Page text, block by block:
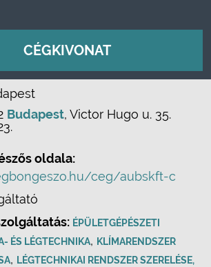
CÉGKIVONAT
Budapest, Victor Hugo u. 35.
oldala:
ceg/aubskft-c
ÉPÜLETGÉPÉSZETI
ÉS LÉGTECHNIKA, KLÍMARENDSZER
, LÉGTECHNIKAI RENDSZER SZERELÉSE,